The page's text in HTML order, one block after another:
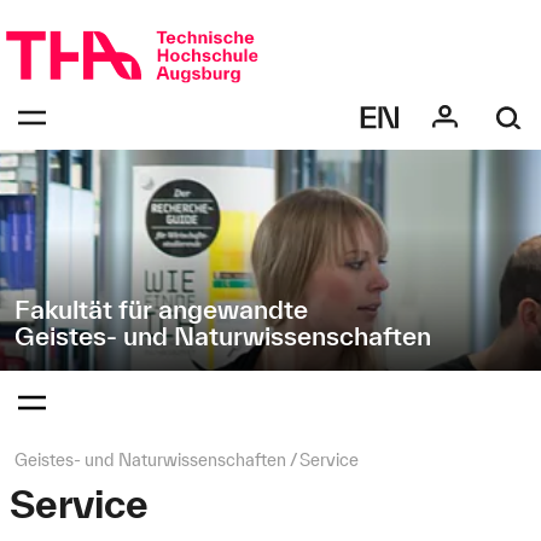
überspringen
zur
Navigation
"Geistes-
und
Naturwissenschaften"
Fakultät für angewandte
Geistes- und Naturwissenschaften
bestätigen
Öffnen
des
Menüs
bestätigen
des
Seitenpfad:
Geistes- und Naturwissenschaften Service
Service